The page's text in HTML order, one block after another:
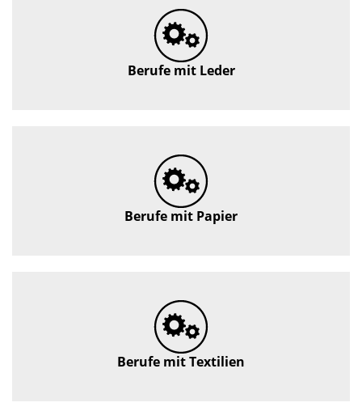
Berufe mit Leder
Berufe mit Papier
Berufe mit Textilien